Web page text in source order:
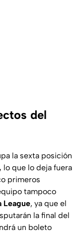
del
la sexta posición
lo que lo deja fuera
primeros
tampoco
League, ya que el
la final del
un boleto